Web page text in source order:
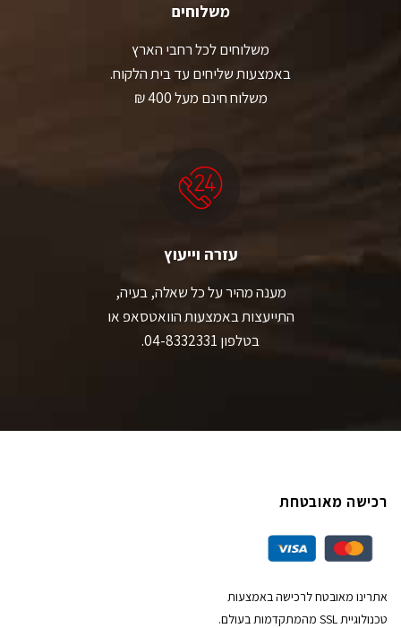
משלוחים
משלוחים לכל רחבי הארץ
באמצעות שליחים עד בית הלקוח.
משלוח חינם מעל 400 ₪
עזרה וייעוץ
מענה מהיר על כל שאלה, בעיה,
התייעצות באמצעות הוואטסאפ או
בטלפון 04-8332331.
רכישה מאובטחת
אתרינו מאובטח לרכישה באמצעות
טכנולוגיית SSL מהמתקדמות בעולם.